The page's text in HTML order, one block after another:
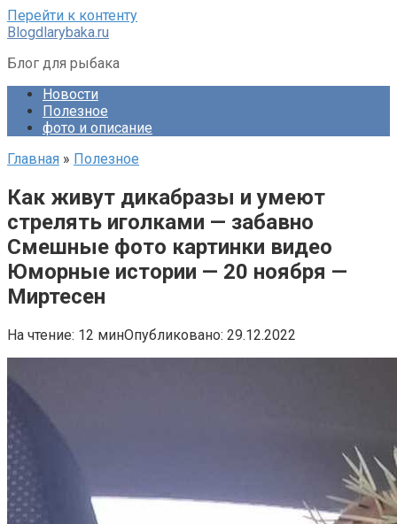
Перейти к контенту
Blogdlarybaka.ru
Блог для рыбака
Новости
Полезное
фото и описание
Главная » Полезное
Как живут дикабразы и умеют
стрелять иголками — забавно
Смешные фото картинки видео
Юморные истории — 20 ноября —
Миртесен
На чтение: 12 минОпубликовано: 29.12.2022